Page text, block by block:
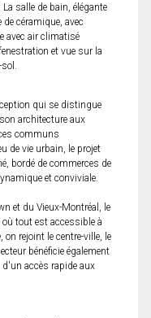
salle de bain, élégante
céramique, avec
avec air climatisé
et vue sur la
qui se distingue
architecture aux
communs
de vie urbain, le projet
bordé de commerces de
et conviviale.
et du Vieux-Montréal, le
tout est accessible à
rejoint le centre-ville, le
bénéficie également
d'un accès rapide aux